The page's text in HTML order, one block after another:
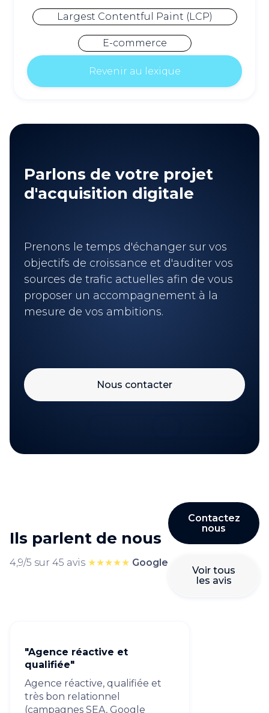
Largest Contentful Paint (LCP)
E-commerce
Revenir au lexique
Parlons de votre projet
d'acquisition digitale
Prenons le temps d'échanger sur vos
objectifs de croissance et d'auditer vos
sources de trafic actuelles afin de vous
proposer un accompagnement à la
mesure de vos ambitions.
Nous contacter
Ils parlent de nous
4,9/5 sur 45 avis ★★★★★ Google
Contactez
nous
Voir tous
les avis
"Agence réactive et
qualifiée"
Agence réactive, qualifiée et
très bon relationnel
(campagnes SEA, Google